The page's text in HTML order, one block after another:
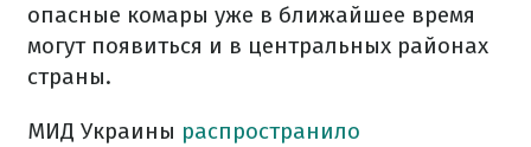
опасные комары уже в ближайшее время
могут появиться и в центральных районах
страны.
МИД Украины распространило